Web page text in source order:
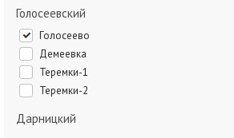
Голосеевский
Голосеево
Демеевка
Теремки-1
Теремки-2
Дарницкий